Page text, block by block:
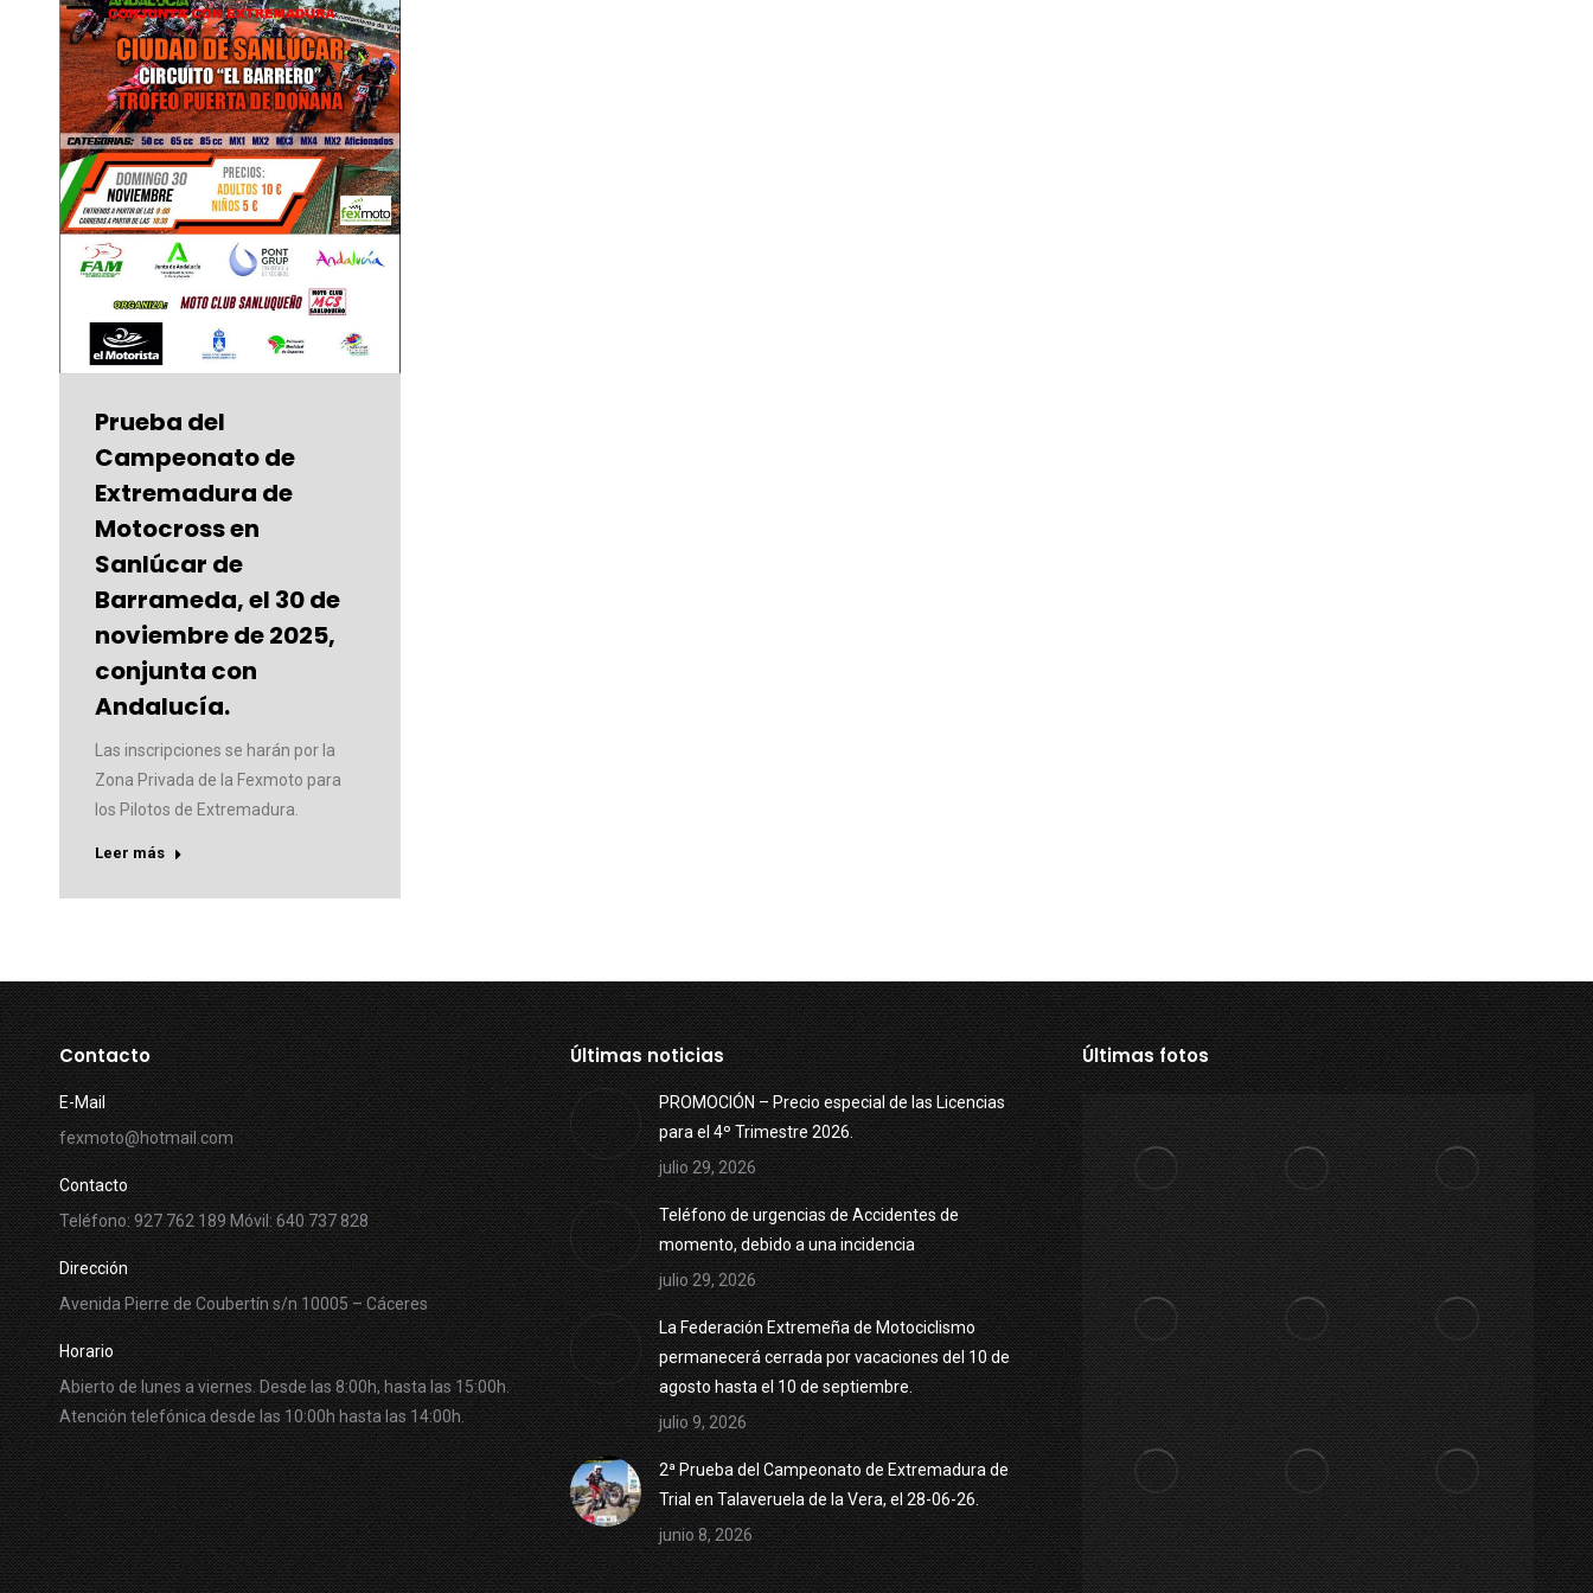
Prueba del
Campeonato de
Extremadura de
Motocross en
Sanlúcar de
Barrameda, el 30 de
noviembre de 2025,
conjunta con
Andalucía.
Las inscripciones se harán por la
Zona Privada de la Fexmoto para
los Pilotos de Extremadura.
Leer más
Contacto
E-Mail
fexmoto@hotmail.com
Contacto
Teléfono: 927 762 189 Móvil: 640 737 828
Dirección
Avenida Pierre de Coubertín s/n 10005 – Cáceres
Horario
Abierto de lunes a viernes. Desde las 8:00h, hasta las 15:00h.
Atención telefónica desde las 10:00h hasta las 14:00h.
Últimas noticias
PROMOCIÓN – Precio especial de las Licencias
para el 4º Trimestre 2026.
julio 29, 2026
Teléfono de urgencias de Accidentes de
momento, debido a una incidencia
julio 29, 2026
La Federación Extremeña de Motociclismo
permanecerá cerrada por vacaciones del 10 de
agosto hasta el 10 de septiembre.
julio 9, 2026
2ª Prueba del Campeonato de Extremadura de
Trial en Talaveruela de la Vera, el 28-06-26.
junio 8, 2026
Últimas fotos